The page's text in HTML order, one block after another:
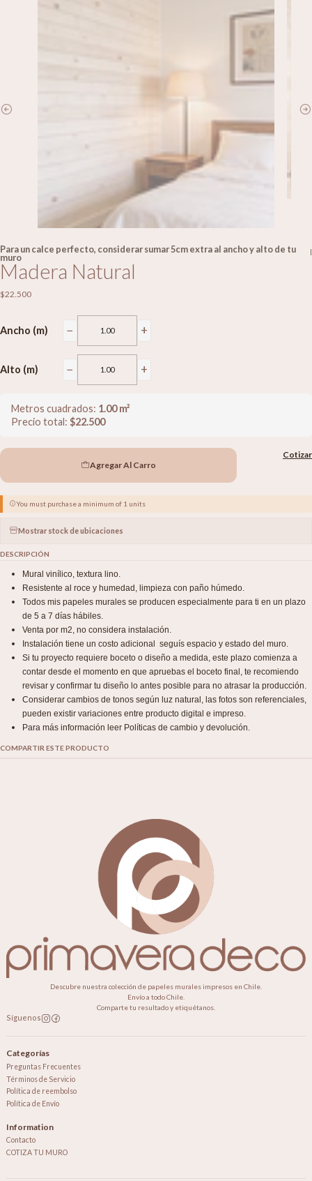
Para un calce perfecto, considerar sumar 5cm extra al ancho y alto de tu
muro
|
Madera Natural
$22.500
Ancho (m) − +
Alto (m) − +
Metros cuadrados: 1.00m²
Precio total: $22.500
Agregar Al Carro
Cotizar
You must purchase a minimum of 1 units
Mostrar stock de ubicaciones
DESCRIPCIÓN
Mural vinílico, textura lino.
Resistente al roce y humedad, limpieza con paño húmedo.
Todos mis papeles murales se producen especialmente para ti en un plazo
de 5 a 7 días hábiles.
Venta por m2, no considera instalación.
Instalación tiene un costo adicional seguís espacio y estado del muro.
Si tu proyecto requiere boceto o diseño a medida, este plazo comienza a
contar desde el momento en que apruebas el boceto final, te recomiendo
revisar y confirmar tu diseño lo antes posible para no atrasar la producción.
Considerar cambios de tonos según luz natural, las fotos son referenciales,
pueden existir variaciones entre producto digital e impreso.
Para más información leer Políticas de cambio y devolución.
COMPARTIR ESTE PRODUCTO
Descubre nuestra colección de papeles murales impresos en Chile.
Envío a todo Chile.
Comparte tu resultado y etiquétanos.
Síguenos
Categorías
Preguntas Frecuentes
Términos de Servicio
Política de reembolso
Política de Envío
Information
Contacto
COTIZA TU MURO